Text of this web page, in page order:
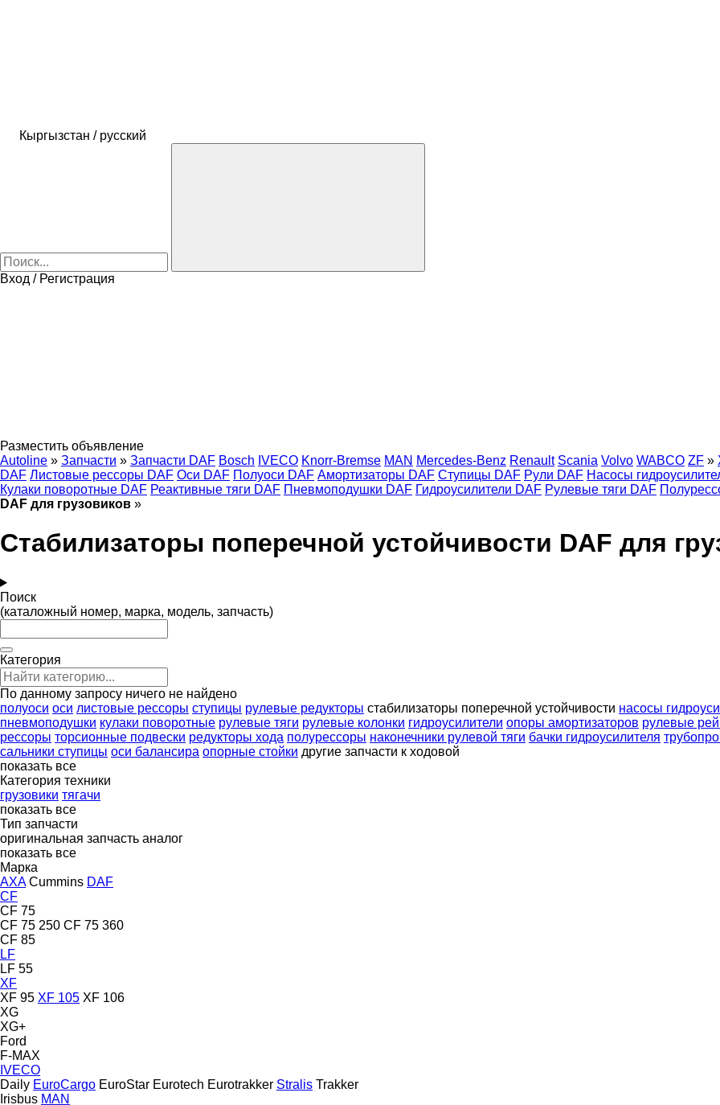
Кыргызстан / русский
Вход / Регистрация
Разместить объявление
Autoline » Запчасти » Запчасти DAF Bosch IVECO Knorr-Bremse MAN Mercedes-Benz Renault Scania Volvo WABCO ZF »
DAF Листовые рессоры DAF Оси DAF Полуоси DAF Амортизаторы DAF Ступицы DAF Рули DAF Насосы
Кулаки поворотные DAF Реактивные тяги DAF Пневмоподушки DAF Гидроусилители DAF Рулевые тяги DAF
DAF для грузовиков »
Стабилизаторы поперечной устойчивости DAF для
Поиск
(каталожный номер, марка, модель, запчасть)
Категория
По данному запросу ничего не найдено
полуоси оси листовые рессоры ступицы рулевые редукторы стабилизаторы поперечной устойчивости насосы
пневмоподушки кулаки поворотные рулевые тяги рулевые колонки гидроусилители опоры амортизаторов рулевые
рессоры торсионные подвески редукторы хода полурессоры наконечники рулевой тяги бачки гидроусилителя
сальники ступицы оси балансира опорные стойки другие запчасти к ходовой
показать все
Категория техники
грузовики тягачи
показать все
Тип запчасти
оригинальная запчасть аналог
показать все
Марка
AXA Cummins DAF
CF
CF 75
CF 75 250 CF 75 360
CF 85
LF
LF 55
XF
XF 95 XF 105 XF 106
XG
XG+
Ford
F-MAX
IVECO
Daily EuroCargo EuroStar Eurotech Eurotrakker Stralis Trakker
Irisbus MAN